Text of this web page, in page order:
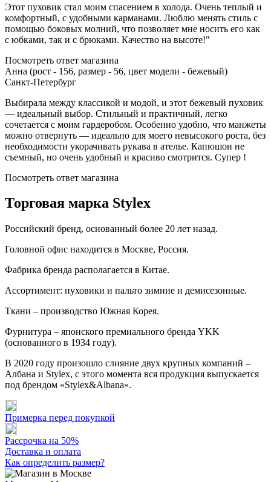
Этот пуховик стал моим спасением в холода. Очень теплый и
комфортный, с удобными карманами. Люблю менять стиль с
помощью боковых молний, что позволяет мне носить его как
с юбками, так и с брюками. Качество на высоте!"
Посмотреть ответ магазина
Анна (рост - 156, размер - 56, цвет модели - бежевый)
Санкт-Петербург
Выбирала между классикой и модой, и этот бежевый пуховик
— идеальный выбор. Стильный и практичный, легко
сочетается с моим гардеробом. Особенно удобно, что манжеты
можно отвернуть — идеально для моего невысокого роста, без
необходимости укорачивать рукава в ателье. Капюшон не
съемный, но очень удобный и красиво смотрится. Супер !
Посмотреть ответ магазина
Торговая марка Stylex
Российский бренд, основанный более 20 лет назад.
Головной офис находится в Москве, Россия.
Фабрика бренда располагается в Китае.
Ассортимент: пуховики и пальто зимние и демисезонные.
Ткани – производство Южная Корея.
Фурнитура – японского премиального бренда YKK
(основанного в 1934 году).
В 2020 году произошло слияние двух крупных компаний –
Албана и Stylex, с этого момента вся продукция выпускается
под брендом «Stylex&Albana».
Примерка перед покупкой
Рассрочка на 50%
Доставка и оплата
Как определить размер?